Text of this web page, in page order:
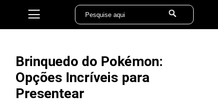
Brinquedo do Pokémon:
Opções Incríveis para
Presentear